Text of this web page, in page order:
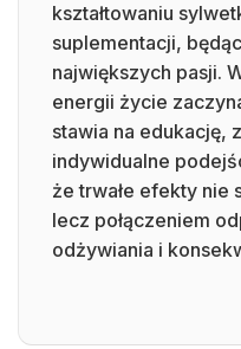
kształtowaniu
suplementacji,
największych pasji.
energii życie
stawia na edukację,
indywidualne
że trwałe efekty nie
lecz połączeniem
odżywiania i